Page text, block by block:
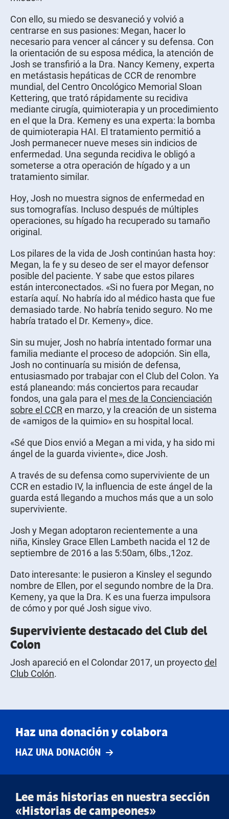
Con ello, su miedo se desvaneció y volvió a
centrarse en sus pasiones: Megan, hacer lo
necesario para vencer al cáncer y su defensa. Con
la orientación de su esposa médica, la atención de
Josh se transfirió a la Dra. Nancy Kemeny, experta
en metástasis hepáticas de CCR de renombre
mundial, del Centro Oncológico Memorial Sloan
Kettering, que trató rápidamente su recidiva
mediante cirugía, quimioterapia y un procedimiento
en el que la Dra. Kemeny es una experta: la bomba
de quimioterapia HAI. El tratamiento permitió a
Josh permanecer nueve meses sin indicios de
enfermedad. Una segunda recidiva le obligó a
someterse a otra operación de hígado y a un
tratamiento similar.
Hoy, Josh no muestra signos de enfermedad en
sus tomografías. Incluso después de múltiples
operaciones, su hígado ha recuperado su tamaño
original.
Los pilares de la vida de Josh continúan hasta hoy:
Megan, la fe y su deseo de ser el mayor defensor
posible del paciente. Y sabe que estos pilares
están interconectados. «Si no fuera por Megan, no
estaría aquí. No habría ido al médico hasta que fue
demasiado tarde. No habría tenido seguro. No me
habría tratado el Dr. Kemeny», dice.
Sin su mujer, Josh no habría intentado formar una
familia mediante el proceso de adopción. Sin ella,
Josh no continuaría su misión de defensa,
entusiasmado por trabajar con el Club del Colon. Ya
está planeando: más conciertos para recaudar
fondos, una gala para el mes de la Concienciación
sobre el CCRen marzo, y la creación de un sistema
de «amigos de la quimio» en su hospital local.
«Sé que Dios envió a Megan a mi vida, y ha sido mi
ángel de la guarda viviente», dice Josh.
A través de su defensa como superviviente de un
CCR en estadio IV, la influencia de este ángel de la
guarda está llegando a muchos más que a un solo
superviviente.
Josh y Megan adoptaron recientemente a una
niña, Kinsley Grace Ellen Lambeth nacida el 12 de
septiembre de 2016 a las 5:50am, 6lbs.,12oz.
Dato interesante: le pusieron a Kinsley el segundo
nombre de Ellen, por el segundo nombre de la Dra.
Kemeny, ya que la Dra. K es una fuerza impulsora
de cómo y por qué Josh sigue vivo.
Superviviente destacado del Club del
Colon
Josh apareció en el Colondar 2017, un proyectodel
Club Colón.
Haz una donación y colabora
HAZ UNA DONACIÓN
Lee más historias en nuestra sección
«Historias de campeones»